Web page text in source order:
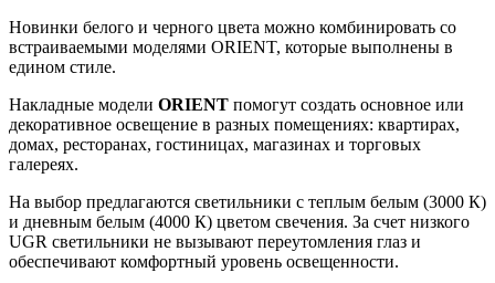
Новинки белого и черного цвета можно комбинировать со
встраиваемыми моделями ORIENT, которые выполнены в
едином стиле.
Накладные модели ORIENT помогут создать основное или
декоративное освещение в разных помещениях: квартирах,
домах, ресторанах, гостиницах, магазинах и торговых
галереях.
На выбор предлагаются светильники с теплым белым (3000 К)
и дневным белым (4000 К) цветом свечения. За счет низкого
UGR светильники не вызывают переутомления глаз и
обеспечивают комфортный уровень освещенности.